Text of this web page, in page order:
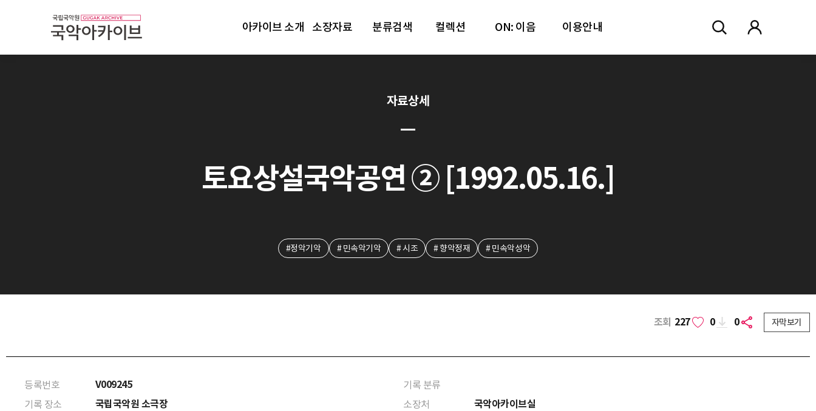
아카이브 소개 소장자료 분류검색 컬렉션 ON: 이음 이용안내
자료상세
토요상설국악공연 ② [1992.05.16.]
#정악기악 # 민속악기악 # 시조 # 향악정재 # 민속악성악
조회 227 0 0 자막보기
등록번호 V009245
기록 분류
기록 장소
국립국악원 소극장 소장처 국악아카이브실